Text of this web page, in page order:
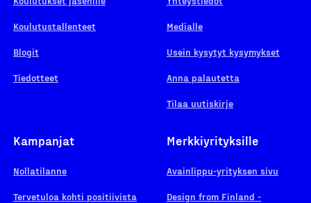
Koulutustallenteet
Blogit
Tiedotteet
Medialle
Usein kysytyt kysymykset
Anna palautetta
Tilaa uutiskirje
Kampanjat
Nollatilanne
Tervetuloa kohti positiivista
Merkkiyrityksille
Avainlippu-yrityksen sivu
Design from Finland -